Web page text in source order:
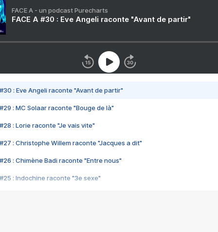
FACE A - un podcast Purecharts
FACE A #30 : Eve Angeli raconte "Avant de partir"
#30 : Eve Angeli raconte "Avant de partir"
#29 : MC Solaar raconte "Bouge de là"
#28 : Lorie raconte "Je vais vite"
#27 : Christophe Willem raconte "Jacques a dit"
#26 : Chimène Badi raconte "Entre nous"
#25 : Indochine raconte "3e sexe"